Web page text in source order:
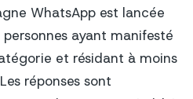
WhatsApp est lancée
ayant manifesté
et résidant à moins
réponses sont